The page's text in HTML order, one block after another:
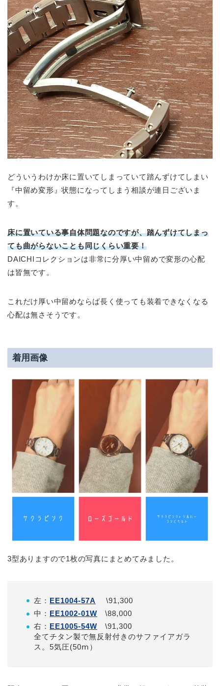
どういうわけか床に置いてしまっていて踏んずけてしまい
『中留め変形』状態になってしまう相談が連日ございま
す。
床に置いている事自体問題なのですが、踏んずけてしまっ
ても曲がらないことも同じくらい重要！
DAICHIコレクションは非常に分厚い中留めで変形の心配
は皆無です。
これだけ厚い中留めならば長く使っても装着できなくなる
心配は無さそうです。
着用画像
3型ありますので1枚の写真にまとめてみました。
左： EE1004-57A
\91,300
中： EE1002-01W \88,000
右： EE1005-54W \91,300
全てチタン製で無反射付きのサファイアガラ
ス。5気圧(50ⅿ）